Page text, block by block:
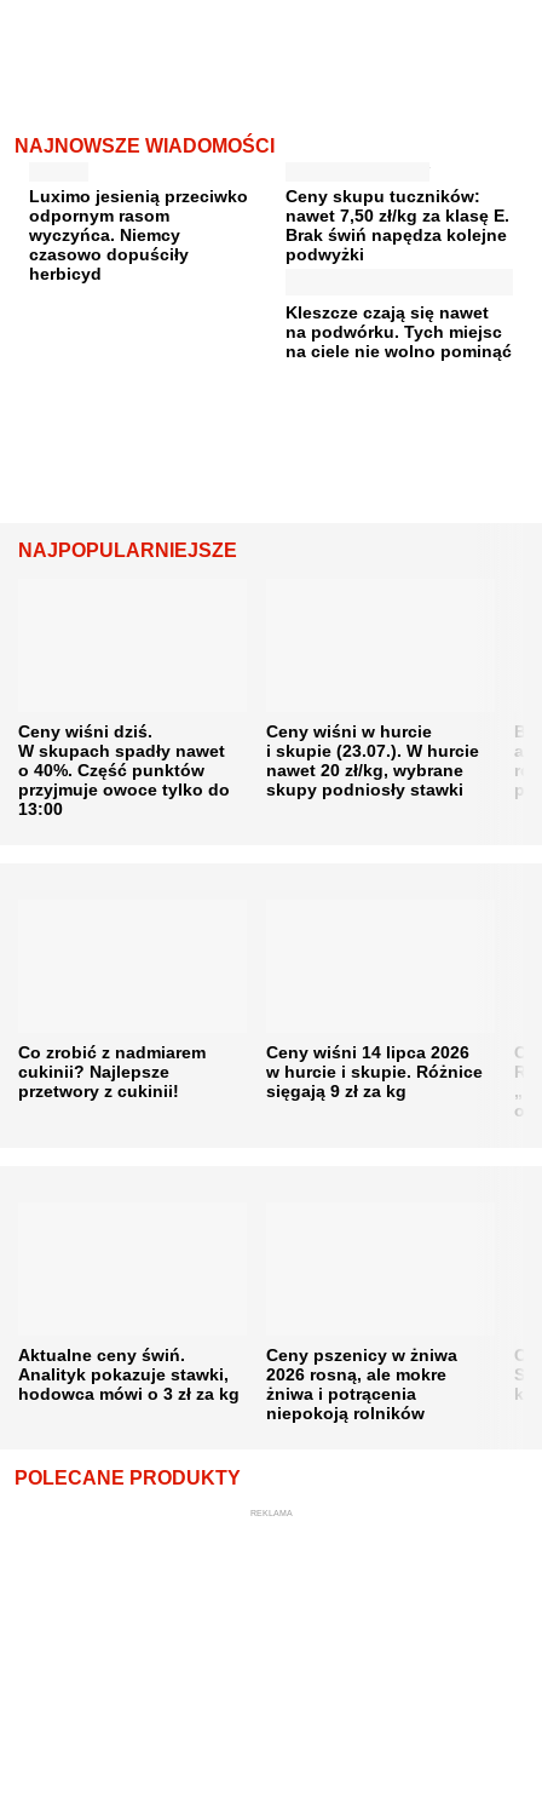
NAJNOWSZE WIADOMOŚCI
Luximo jesienią przeciwko
odpornym rasom
wyczyńca. Niemcy
czasowo dopuściły
herbicyd
Ceny skupu tuczników:
nawet 7,50 zł/kg za klasę E.
Brak świń napędza kolejne
podwyżki
Kleszcze czają się nawet
na podwórku. Tych miejsc
na ciele nie wolno pominąć
NAJPOPULARNIEJSZE
Ceny wiśni dziś.
W skupach spadły nawet
o 40%. Część punktów
przyjmuje owoce tylko do
13:00
Ceny wiśni w hurcie
i skupie (23.07.). W hurcie
nawet 20 zł/kg, wybrane
skupy podniosły stawki
Co zrobić z nadmiarem
cukinii? Najlepsze
przetwory z cukinii!
Ceny wiśni 14 lipca 2026
w hurcie i skupie. Różnice
sięgają 9 zł za kg
Aktualne ceny świń.
Analityk pokazuje stawki,
hodowca mówi o 3 zł za kg
Ceny pszenicy w żniwa
2026 rosną, ale mokre
żniwa i potrącenia
niepokoją rolników
POLECANE PRODUKTY
REKLAMA